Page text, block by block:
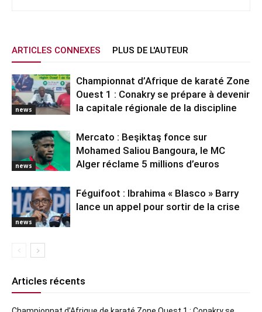
ARTICLES CONNEXES PLUS DE L'AUTEUR
news
Championnat d’Afrique de karaté Zone
Ouest 1 : Conakry se prépare à devenir
la capitale régionale de la discipline
news
Mercato : Beşiktaş fonce sur
Mohamed Saliou Bangoura, le MC
Alger réclame 5 millions d’euros
news
Féguifoot : Ibrahima « Blasco » Barry
lance un appel pour sortir de la crise
Articles récents